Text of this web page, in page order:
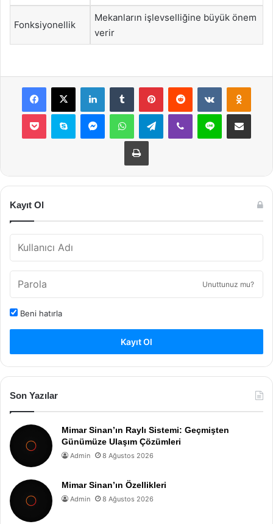
Fonksiyonellik
Mekanların işlevselliğine büyük önem
verir
Facebook
X LinkedInTumblr PinterestReddit VKontakte
Pocket Skype MessengerWhatsAppTelegramViber Line E-Posta ile
Yazdır
Kayıt Ol
Unuttunuz mu?
Beni hatırla
Kayıt Ol
Son Yazılar
Mimar Sinan’ın Raylı Sistemi: Geçmişten
Günümüze Ulaşım Çözümleri
Admin 8 Ağustos 2026
Mimar Sinan’ın Özellikleri
Admin 8 Ağustos 2026